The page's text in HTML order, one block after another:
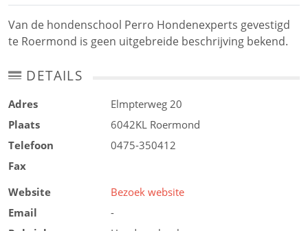
Van de hondenschool Perro Hondenexperts gevestigd
te Roermond is geen uitgebreide beschrijving bekend.
DETAILS
Adres
Elmpterweg 20
Plaats
6042KL Roermond
Telefoon
0475-350412
Fax
Website
Bezoek website
Email
-